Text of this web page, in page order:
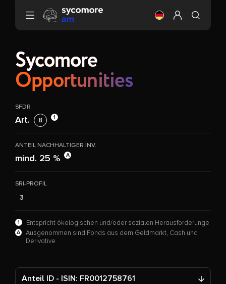
Gehen Sie zu Inhalt
Ändere dieMein Profil
Sycomore
Opportunities
SFDR
Art. 8 1
ANTEIL NACHHALTIGER INV.
mind. 25 % A
SRI-PROFIL
3
1 Entspricht ökologischen und/oder sozialen Herausforderunge
A
Ausgenommen sind Fonds aus dem Geldmarkt, Cash und
Derivative
Anteil ID - ISIN: FR0012758761